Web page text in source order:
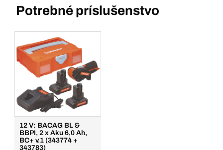
Potrebné príslušenstvo
12 V: BACAG BL &
BBPI, 2 x Aku 6,0 Ah,
BC+ v.1 (343774 +
343783)